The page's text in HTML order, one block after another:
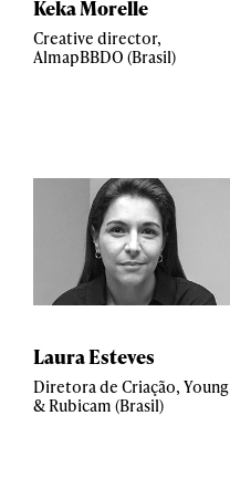
Keka Morelle
Creative director,
AlmapBBDO (Brasil)
Laura Esteves
Diretora de Criação, Young
& Rubicam (Brasil)